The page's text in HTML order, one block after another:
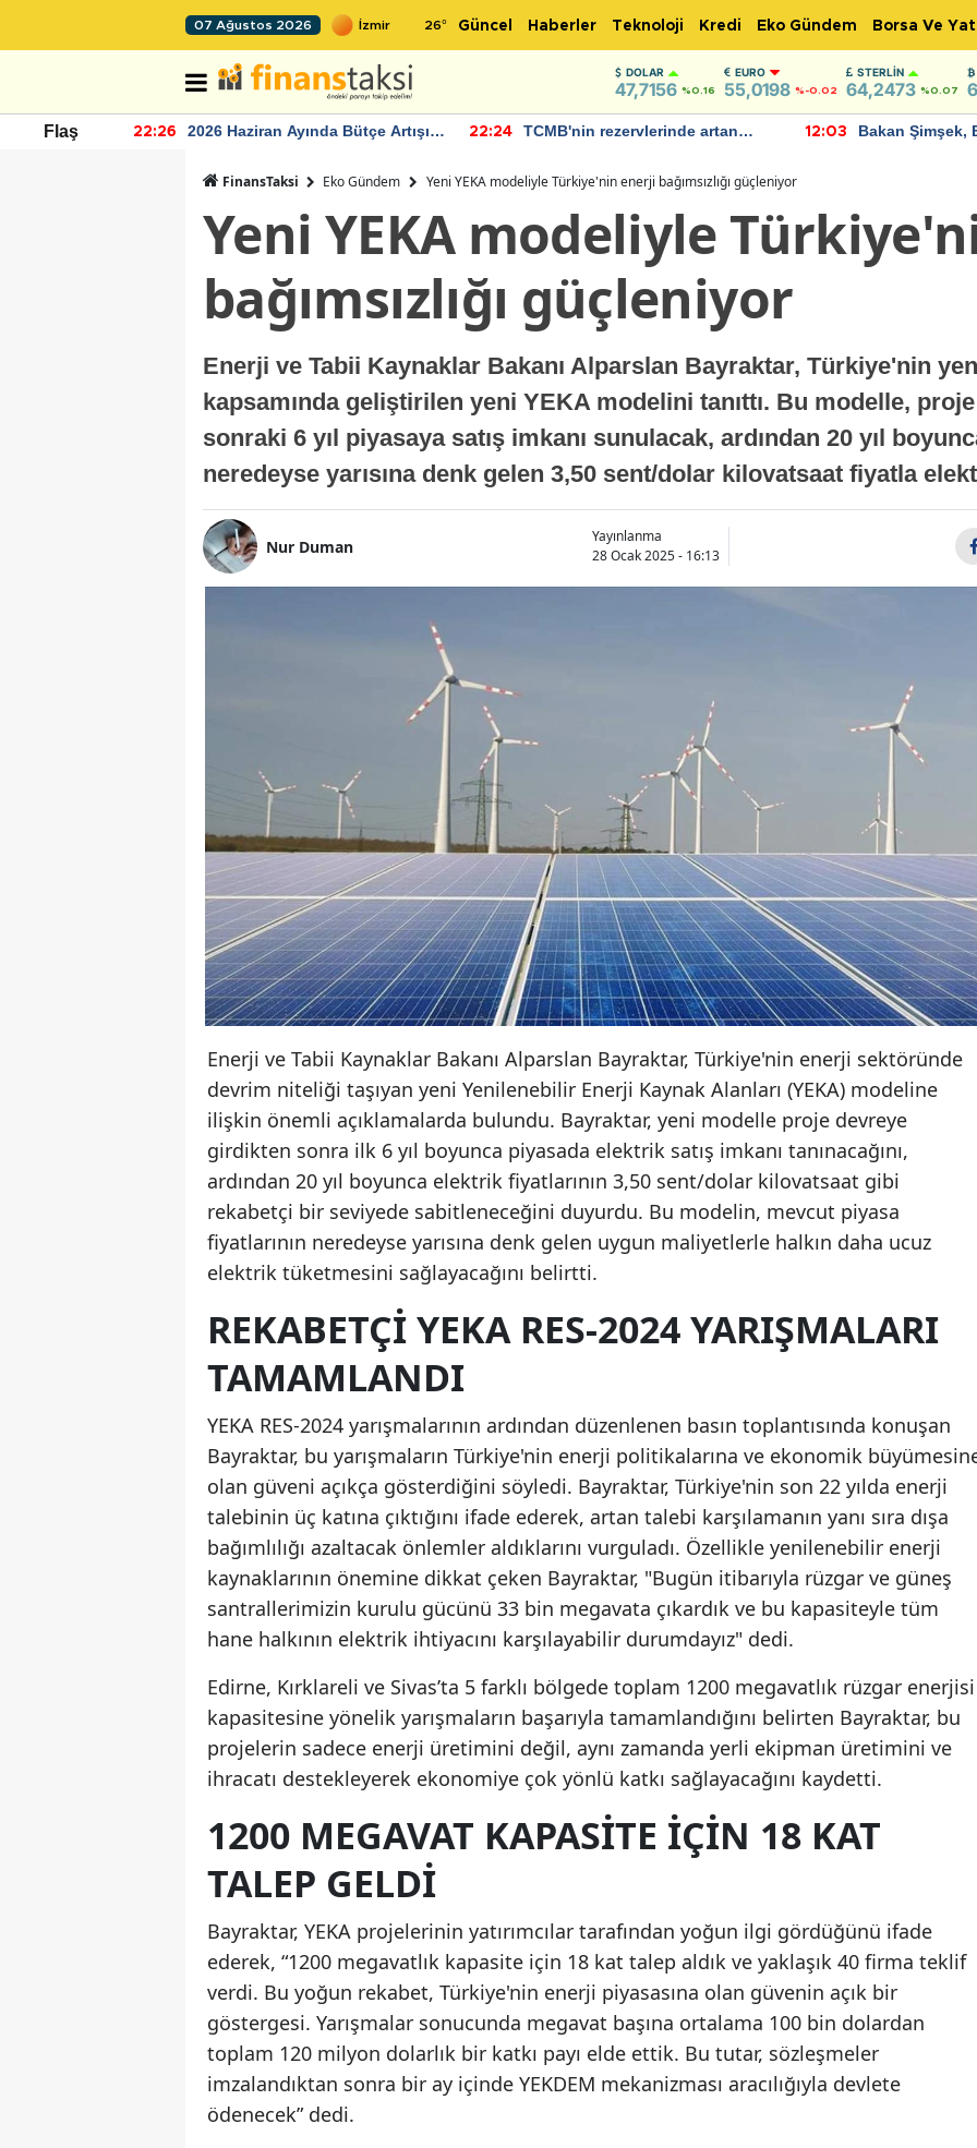
07 Ağustos 2026 26° Güncel Haberler Teknoloji Kredi Eko Gündem Borsa Ve
DOLAR
47,7156 %0.16
EURO
55,0198 %-0.02
STERLIN
64,2473 %0.07
Flaş 22:26
2026 Haziran Ayında Bütçe Artışı
22:24
TCMB'nin rezervlerinde artan
12:03
Bakan Şimşek,
FinansTaksi Eko Gündem Yeni YEKA modeliyle Türkiye'nin enerji bağımsızlığı güçleniyor
Yeni YEKA modeliyle
bağımsızlığı güçleniyor
Enerji ve Tabii Kaynaklar Bakanı Alparslan Bayraktar, Türkiye'nin
kapsamında geliştirilen yeni YEKA modelini tanıttı. Bu modelle,
sonraki 6 yıl piyasaya satış imkanı sunulacak, ardından 20 yıl
neredeyse yarısına denk gelen 3,50 sent/dolar kilovatsaat fiyatla
Nur Duman
Yayınlanma
28 Ocak 2025 - 16:13
Enerji ve Tabii Kaynaklar Bakanı Alparslan Bayraktar, Türkiye'nin enerji sektöründe
devrim niteliği taşıyan yeni Yenilenebilir Enerji Kaynak Alanları (YEKA) modeline
ilişkin önemli açıklamalarda bulundu. Bayraktar, yeni modelle proje devreye
girdikten sonra ilk 6 yıl boyunca piyasada elektrik satış imkanı tanınacağını,
ardından 20 yıl boyunca elektrik fiyatlarının 3,50 sent/dolar kilovatsaat gibi
rekabetçi bir seviyede sabitleneceğini duyurdu. Bu modelin, mevcut piyasa
fiyatlarının neredeyse yarısına denk gelen uygun maliyetlerle halkın daha ucuz
elektrik tüketmesini sağlayacağını belirtti.
REKABETÇI YEKA RES-2024 YARIŞMALARI
TAMAMLANDI
YEKA RES-2024 yarışmalarının ardından düzenlenen basın toplantısında konuşan
Bayraktar, bu yarışmaların Türkiye'nin enerji politikalarına ve ekonomik
olan güveni açıkça gösterdiğini söyledi. Bayraktar, Türkiye'nin son 22 yılda enerji
talebinin üç katına çıktığını ifade ederek, artan talebi karşılamanın yanı sıra dışa
bağımlılığı azaltacak önlemler aldıklarını vurguladı. Özellikle yenilenebilir enerji
kaynaklarının önemine dikkat çeken Bayraktar, "Bugün itibarıyla rüzgar ve güneş
santrallerimizin kurulu gücünü 33 bin megavata çıkardık ve bu kapasiteyle tüm
hane halkının elektrik ihtiyacını karşılayabilir durumdayız" dedi.
Edirne, Kırklareli ve Sivas’ta 5 farklı bölgede toplam 1200 megavatlık rüzgar enerjisi
kapasitesine yönelik yarışmaların başarıyla tamamlandığını belirten Bayraktar, bu
projelerin sadece enerji üretimini değil, aynı zamanda yerli ekipman üretimini ve
ihracatı destekleyerek ekonomiye çok yönlü katkı sağlayacağını kaydetti.
1200 MEGAVAT KAPASITE İÇIN 18 KAT
TALEP GELDI
Bayraktar, YEKA projelerinin yatırımcılar tarafından yoğun ilgi gördüğünü ifade
ederek, “1200 megavatlık kapasite için 18 kat talep aldık ve yaklaşık 40 firma teklif
verdi. Bu yoğun rekabet, Türkiye'nin enerji piyasasına olan güvenin açık bir
göstergesi. Yarışmalar sonucunda megavat başına ortalama 100 bin dolardan
toplam 120 milyon dolarlık bir katkı payı elde ettik. Bu tutar, sözleşmeler
imzalandıktan sonra bir ay içinde YEKDEM mekanizması aracılığıyla devlete
ödenecek” dedi.